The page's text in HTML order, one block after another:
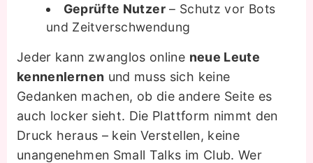
Geprüfte Nutzer– Schutz vor Bots
und Zeitverschwendung
Jeder kann zwanglos online neue Leute
kennenlernen und muss sich keine
Gedanken machen, ob die andere Seite es
auch locker sieht. Die Plattform nimmt den
Druck heraus – kein Verstellen, keine
unangenehmen Small Talks im Club. Wer